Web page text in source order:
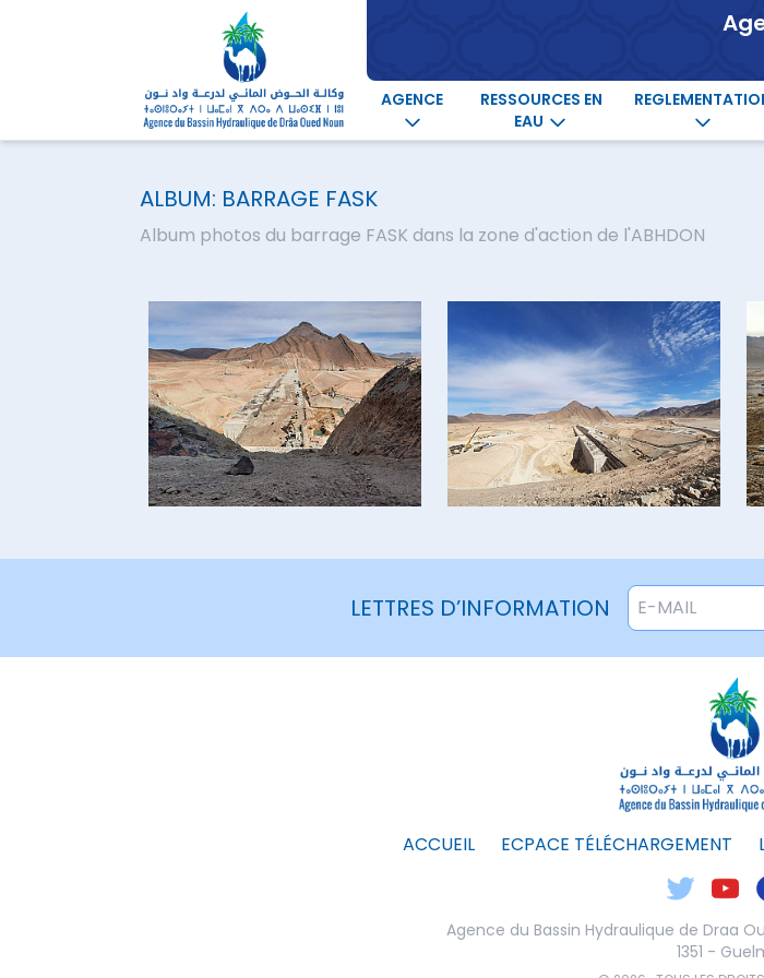
AGENCE
RESSOURCES EN
EAU
ALBUM: BARRAGE FASK
Album photos du barrage FASK dans la zone d'action de l'ABHDON
LETTRES D’INFORMATION
ACCUEIL ECPACE TÉLÉCHARGEMENT
Agence du Bassin Hydraulique de Draa
1351 -